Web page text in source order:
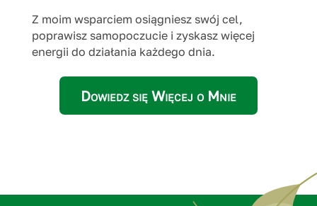
Z moim wsparciem osiągniesz swój cel,
poprawisz samopoczucie i zyskasz więcej
energii do działania każdego dnia.
Dowiedz się Więcej o Mnie